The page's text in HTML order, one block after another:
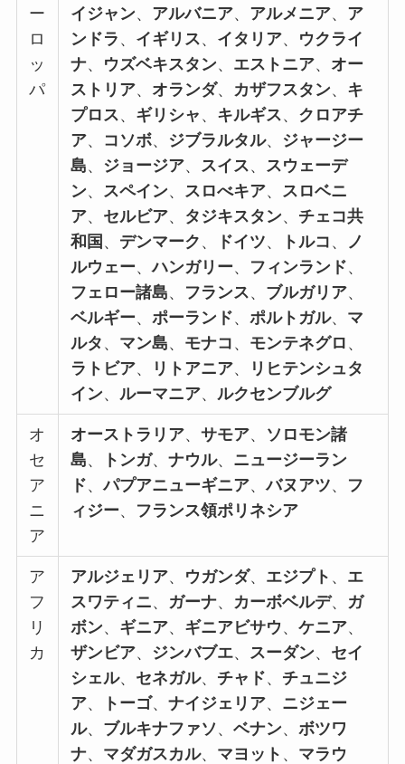
ー
ロ
ッ
パ
イジャン、 アルバニア、 アルメニア、 ア
ンドラ 、 イギリス、 イタリア、 ウクライ
ナ、 ウズベキスタン、 エストニア、 オー
ストリア、 オランダ、 カザフスタン、 キ
プロス、 ギリシャ 、 キルギス、 クロアチ
ア、 コソボ、 ジブラルタル、 ジャージー
島、 ジョージア、 スイス、 スウェーデ
ン、 スペイン、 スロべキア、 スロベニ
ア、 セルビア、 タジキスタン、 チェコ共
和国 、 デンマーク 、 ドイツ、 トルコ 、
ノ
ルウェー、ハンガリー、 フィンランド、
フェロー諸島、 フランス、 ブルガリア、
ベルギー、ポーランド、ポルトガル、 マ
ルタ 、 マン島、 モナコ 、 モンテネグロ 、
ラトビア、 リトアニア、
リヒテンシュタ
イン、 ルーマニア、 ルクセンブルグ
オ
セ
ア
ニ
ア
オーストラリア、サモア、 ソロモン諸
島、 トンガ、ナウル、 ニュージーラン
ド、パプアニューギニア、バヌアツ、 フ
ィジー、 フランス領ポリネシア
ア
フ
リ
カ
アルジェリア、 ウガンダ、 エジプト 、 エ
スワティニ、 ガーナ、 カーボベルデ、 ガ
ボン、 ギニア、 ギニアビサウ、ケニア、
ザンビア、 ジンバブエ、 スーダン、 セイ
シェル、 セネガル、 チャド、 チュニジ
ア、 トーゴ、ナイジェリア、 ニジェー
ル、 ブルキナファソ、ベナン、ボツワ
ナ、 マダガスカル、 マヨット 、 マラウ